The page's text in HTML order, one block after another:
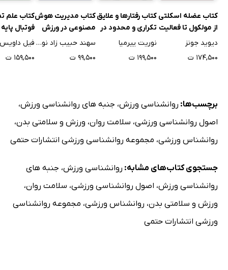
کتاب عضله اسکلتی
از مولکول تا فعالیت
دیوید جونز
۱۷۴,۵۰۰ ت
کتاب رفتارها و علایق
تکراری و محدود در
اختلالات طیف
نوریت ییرمیا
۱۹۹,۵۰۰ ت
کتاب مدیریت هوش
مصنوعی در ورزش
سهند حبیب زاد نوحیان
۹۹,۵۰۰ ت
کتاب علم
فوتبال پایه
فیل داویس
۱۵۹,۵۰۰ ت
برچسب‌ها: روانشناسی ورزش، جنبه های روانشناسی ورزش،
اصول روانشناسی ورزشی، سلامت روان، ورزش و سلامتی بدن،
روانشناس ورزشی، مجموعه روانشناسی ورزشی انتشارات حتمی
جستجوی کتاب‌های مشابه: روانشناسی ورزش، جنبه های
روانشناسی ورزش، اصول روانشناسی ورزشی، سلامت روان،
ورزش و سلامتی بدن، روانشناس ورزشی، مجموعه روانشناسی
ورزشی انتشارات حتمی